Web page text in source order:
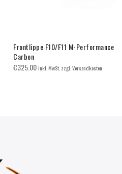
Frontlippe F10/F11 M-Performance
Carbon
€325.00inkl. MwSt. zzgl. Versandkosten